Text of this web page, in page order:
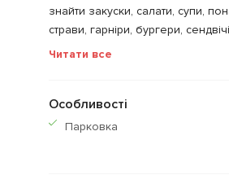
знайти закуски, салати, супи,
страви, гарніри, бургери,
Читати все
Особливості
Парковка